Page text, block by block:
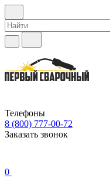
Телефоны
8 (800) 777-00-72
Заказать звонок
0